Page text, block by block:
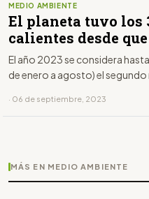
MEDIO AMBIENTE
El planeta tuvo los
calientes desde
El año 2023 se considera
de enero a agosto) el
· 06 de septiembre, 2023
MÁS EN MEDIO AMBIENTE